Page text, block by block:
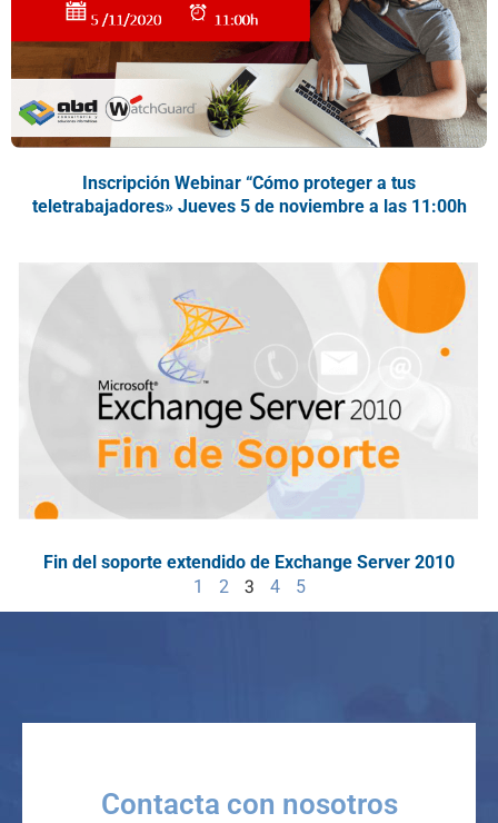
Inscripción Webinar “Cómo proteger a tus
teletrabajadores» Jueves 5 de noviembre a las 11:00h
Fin del soporte extendido de Exchange Server 2010
1
2 3 4 5
Contacta con nosotros